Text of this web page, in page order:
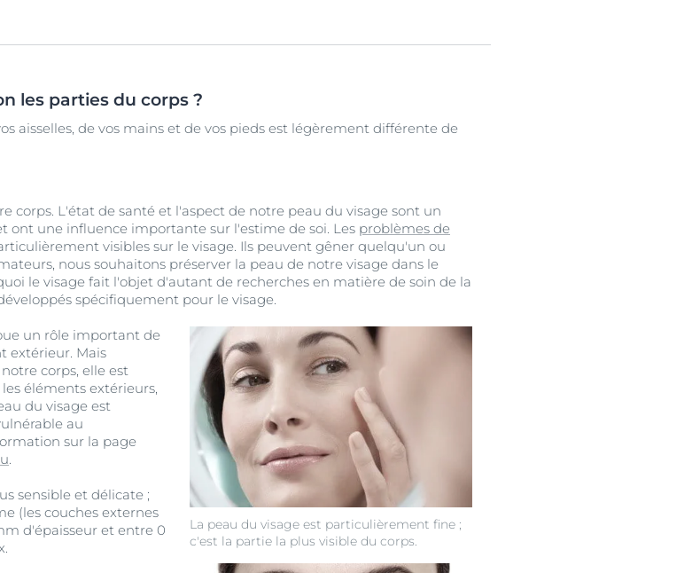
les parties du corps ?
aisselles, de vos mains et de vos pieds est légèrement différente de
corps. L'état de santé et l'aspect de notre peau du visage sont un
ont une influence importante sur l'estime de soi. Les problèmes de
visibles sur le visage. Ils peuvent gêner quelqu'un ou
nous souhaitons préserver la peau de notre visage dans le
le visage fait l'objet d'autant de recherches en matière de soin de la
spécifiquement pour le visage.
La peau du visage est particulièrement fine ;
c'est la partie la plus visible du corps.
un rôle important de
extérieur. Mais
corps, elle est
éléments extérieurs,
du visage est
au
sur la page
sensible et délicate ;
(les couches externes
d'épaisseur et entre 0